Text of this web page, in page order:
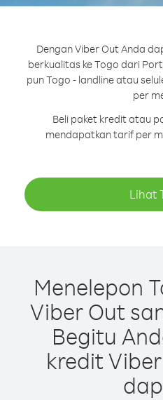
Dengan Viber Out Anda
berkualitas ke Togo dari
pun Togo - landline atau
per
Beli paket kredit atau
mendapatkan tarif per
Lihat
Menelepon
Viber Out
Begitu
kredit